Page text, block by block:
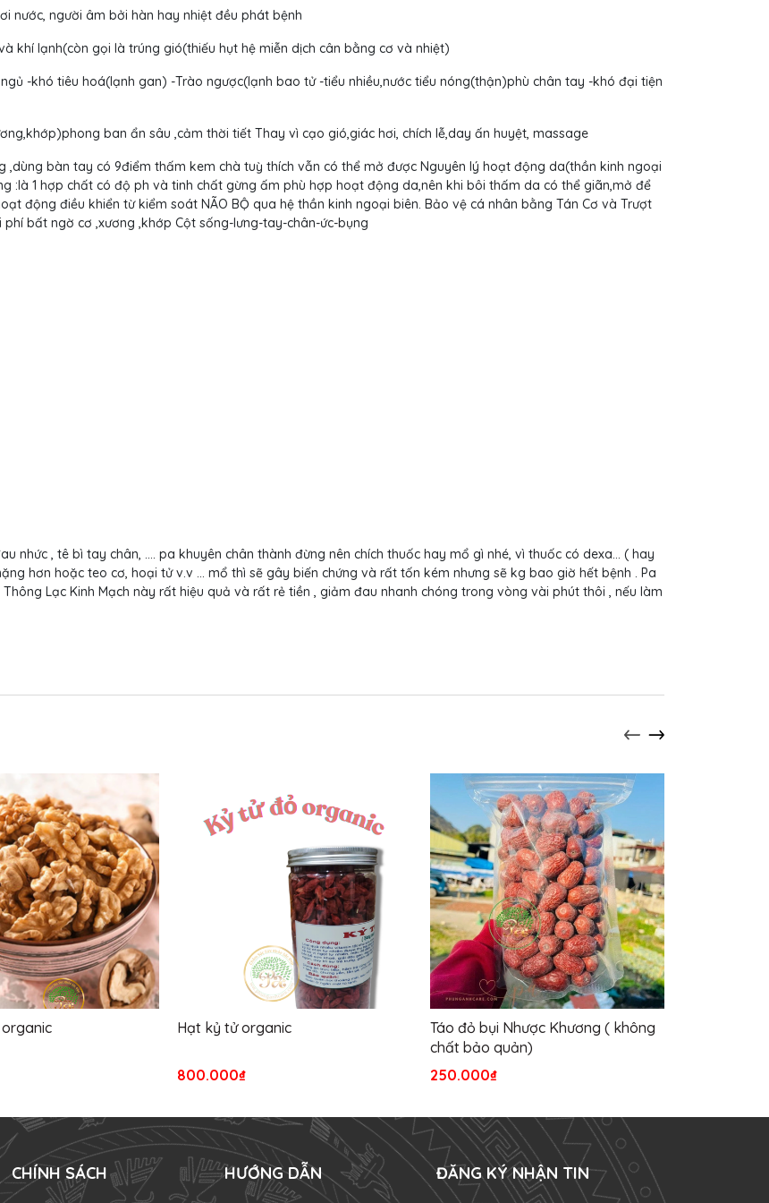
nước, người âm bởi hàn hay nhiệt đều phát bệnh
khí lạnh(còn gọi là trúng gió(thiếu hụt hệ miễn dịch cân bằng cơ và nhiệt)
-khó tiêu hoá(lạnh gan) -Trào ngược(lạnh bao tử -tiểu nhiều,nước tiểu nóng(thận)phù chân tay -khó đại tiện
ban ẩn sâu ,cảm thời tiết Thay vì cạo gió,giác hơi, chích lễ,day ấn huyệt, massage
,dùng bàn tay có 9điểm thấm kem chà tuỳ thích vẫn có thể mở được Nguyên lý hoạt động da(thần kinh ngoại
:là 1 hợp chất có độ ph và tinh chất gừng ấm phù hợp hoạt động da,nên khi bôi thấm da có thể giãn,mở để
động điều khiển từ kiểm soát NÃO BỘ qua hệ thần kinh ngoại biên. Bảo vệ cá nhân bằng Tán Cơ và Trượt
bất ngờ cơ ,xương ,khớp Cột sống-lưng-tay-chân-ức-bụng
nhức , tê bì tay chân, .... pa khuyên chân thành đừng nên chích thuốc hay mổ gì nhé, vì thuốc có dexa... ( hay
hơn hoặc teo cơ, hoại tử v.v ... mổ thì sẽ gây biến chứng và rất tốn kém nhưng sẽ kg bao giờ hết bệnh . Pa
Lạc Kinh Mạch này rất hiệu quả và rất rẻ tiền , giảm đau nhanh chóng trong vòng vài phút thôi , nếu làm
Hạt kỷ tử organic
800.000₫
Táo đỏ bụi Nhược Khương ( không
chất bảo quản)
250.000₫
CHÍNH SÁCH HƯỚNG DẪN ĐĂNG KÝ NHẬN TIN